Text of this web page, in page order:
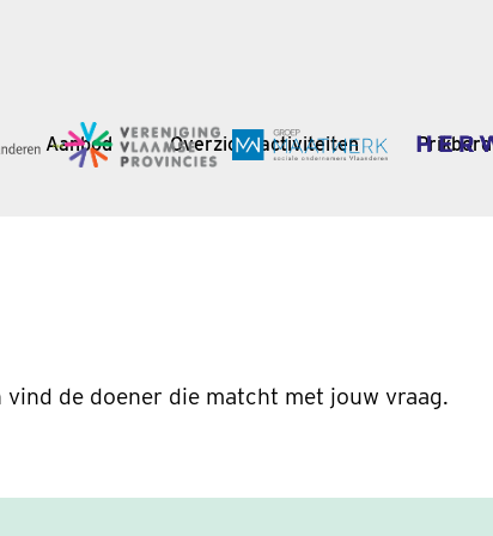
Aanbod Overzicht activiteiten Prikbord
vind de doener die matcht met jouw vraag.